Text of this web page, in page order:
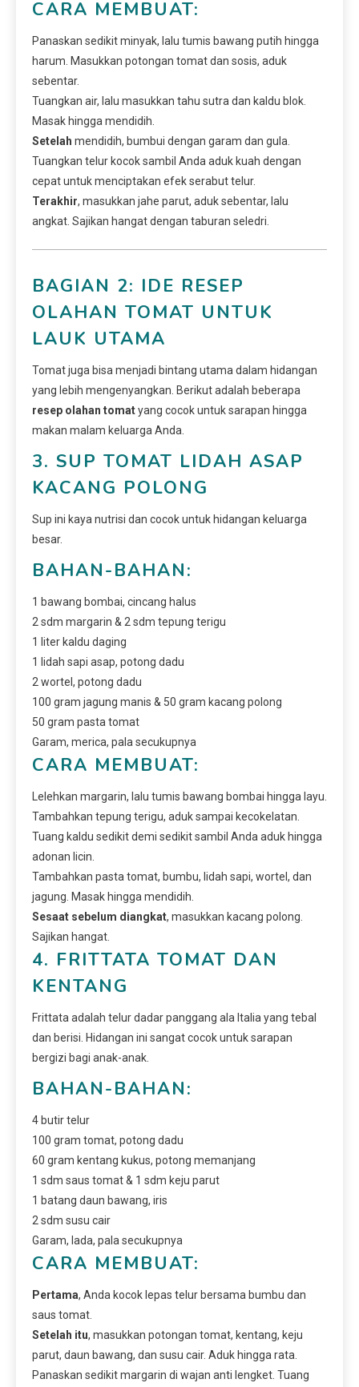
CARA MEMBUAT:
Panaskan sedikit minyak, lalu tumis bawang putih hingga
harum. Masukkan potongan tomat dan sosis, aduk
sebentar.
Tuangkan air, lalu masukkan tahu sutra dan kaldu blok.
Masak hingga mendidih.
Setelah mendidih, bumbui dengan garam dan gula.
Tuangkan telur kocok sambil Anda aduk kuah dengan
cepat untuk menciptakan efek serabut telur.
Terakhir, masukkan jahe parut, aduk sebentar, lalu
angkat. Sajikan hangat dengan taburan seledri.
BAGIAN 2: IDE RESEP
OLAHAN TOMAT UNTUK
LAUK UTAMA
Tomat juga bisa menjadi bintang utama dalam hidangan
yang lebih mengenyangkan. Berikut adalah beberapa
resep olahan tomatyang cocok untuk sarapan hingga
makan malam keluarga Anda.
3. SUP TOMAT LIDAH ASAP
KACANG POLONG
Sup ini kaya nutrisi dan cocok untuk hidangan keluarga
besar.
BAHAN-BAHAN:
1 bawang bombai, cincang halus
2 sdm margarin & 2 sdm tepung terigu
1 liter kaldu daging
1 lidah sapi asap, potong dadu
2 wortel, potong dadu
100 gram jagung manis & 50 gram kacang polong
50 gram pasta tomat
Garam, merica, pala secukupnya
CARA MEMBUAT:
Lelehkan margarin, lalu tumis bawang bombai hingga layu.
Tambahkan tepung terigu, aduk sampai kecokelatan.
Tuang kaldu sedikit demi sedikit sambil Anda aduk hingga
adonan licin.
Tambahkan pasta tomat, bumbu, lidah sapi, wortel, dan
jagung. Masak hingga mendidih.
Sesaat sebelum diangkat, masukkan kacang polong.
Sajikan hangat.
4. FRITTATA TOMAT DAN
KENTANG
Frittata adalah telur dadar panggang ala Italia yang tebal
dan berisi. Hidangan ini sangat cocok untuk sarapan
bergizi bagi anak-anak.
BAHAN-BAHAN:
4 butir telur
100 gram tomat, potong dadu
60 gram kentang kukus, potong memanjang
1 sdm saus tomat & 1 sdm keju parut
1 batang daun bawang, iris
2 sdm susu cair
Garam, lada, pala secukupnya
CARA MEMBUAT:
Pertama, Anda kocok lepas telur bersama bumbu dan
saus tomat.
Setelah itu, masukkan potongan tomat, kentang, keju
parut, daun bawang, dan susu cair. Aduk hingga rata.
Panaskan sedikit margarin di wajan anti lengket. Tuang